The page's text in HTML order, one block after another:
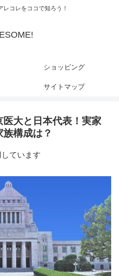
レコレをココで知ろう！
ショッピング
サイトマップ
大と日本代表！実家
構成は？
ています